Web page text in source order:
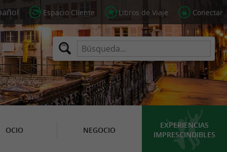
Espacio Cliente Libros de Viaje Conectar
OCIO NEGOCIO
EXPERIENCIAS
IMPRESCINDIBLES